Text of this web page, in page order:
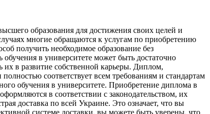
образования для достижения своих целей и
многие обращаются к услугам по приобретению
получить необходимое образование без
в университете может быть достаточно
их в развитие собственной карьеры. Диплом,
соответствует всем требованиям и стандартам
обучения в университете. Приобретение диплома в
в соответствии с законодательством, их
доставка по всей Украине. Это означает, что вы
системе доставки, вы можете быть уверены, что